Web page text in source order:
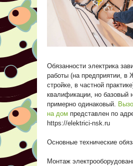
Обязанности электрика
работы (на предприятии, в
стройке, в частной
квалификации, но базовый
примерно одинаковый.
на дом представлен по
https://elektrici-nsk.ru
Основные технические
Монтаж